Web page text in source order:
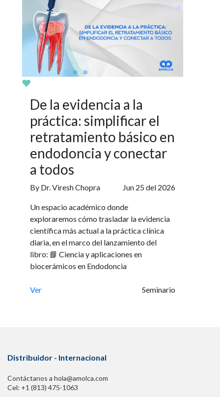
Un espacio académico donde
exploraremos cómo trasladar la evidencia
científica más actual a la práctica clínica
diaria, en el marco del lanzamiento del
libro: 📘 Ciencia y aplicaciones en
biocerámicos en Endodoncia
Distribuidor - Internacional
Contáctanos a hola@amolca.com
Casa Matriz
Edif. Square Torre Inexmoda
Carrera 43 #9 Sur 195. oficina 1334, El Poblado. Medellín, Colombia
Nosotros
Blog
Novedades